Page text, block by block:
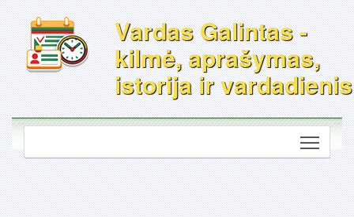
Vardas Galintas -
kilmė, aprašymas,
istorija ir vardadienis